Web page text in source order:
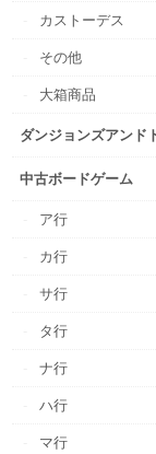
カストーデス
その他
大箱商品
ダンジョンズアンド
中古ボードゲーム
ア行
カ行
サ行
タ行
ナ行
ハ行
マ行